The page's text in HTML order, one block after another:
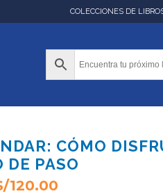
COLECCIONES DE
CÓMO
DE PASO
120.00